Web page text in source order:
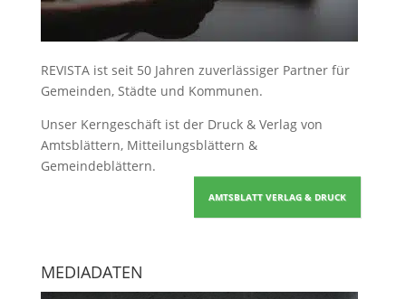
REVISTA ist seit 50 Jahren zuverlässiger Partner für
Gemeinden, Städte und Kommunen.
Unser Kerngeschäft ist der Druck & Verlag von
Amtsblättern, Mitteilungsblättern &
Gemeindeblättern.
AMTSBLATT VERLAG & DRUCK
MEDIADATEN